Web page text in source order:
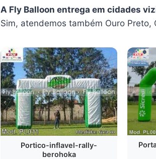
A Fly Balloon entrega em cidades
Sim, atendemos também Ouro Preto,
Portico-inflavel-rally-
berohoka